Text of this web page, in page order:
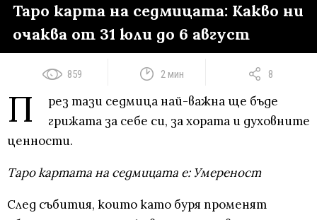
Таро карта на седмицата: Какво ни
очаква от 31 юли до 6 август
859 2 мин 8
П
рез тази седмица най-важна ще бъде
грижата за себе си, за хората и духовните
ценности.
Таро картата на седмицата е: Умереност
След събития, които като буря променят